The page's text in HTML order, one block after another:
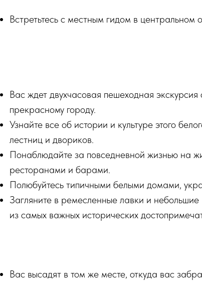
Встретьтесь с местным гидом в центральном
Вас ждет двухчасовая пешеходная
прекрасному городу.
Узнайте все об истории и культуре этого
лестниц и двориков.
Понаблюдайте за повседневной жизнью на
ресторанами и барами.
Полюбуйтесь типичными белыми домами,
Загляните в ремесленные лавки и
из самых важных исторических
Вас высадят в том же месте, откуда вас